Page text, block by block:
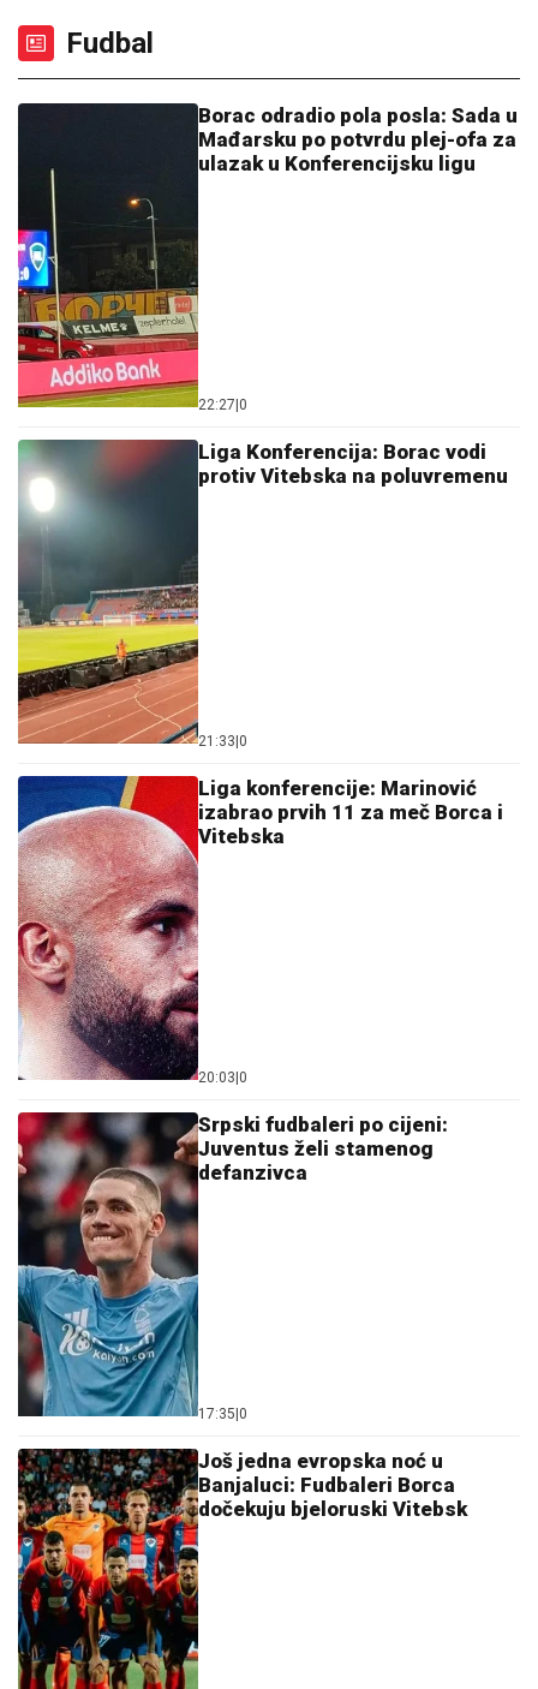
Fudbal
Borac odradio pola posla: Sada u
Mađarsku po potvrdu plej-ofa za
ulazak u Konferencijsku ligu
22:27 0
Liga Konferencija: Borac vodi
protiv Vitebska na poluvremenu
21:33 0
Liga konferencije: Marinović
izabrao prvih 11 za meč Borca i
Vitebska
20:03 0
Srpski fudbaleri po cijeni:
Juventus želi stamenog
defanzivca
17:35 0
Još jedna evropska noć u
Banjaluci: Fudbaleri Borca
dočekuju bjeloruski Vitebsk